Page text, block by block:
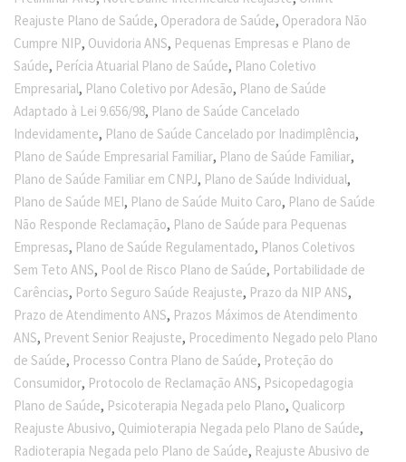
Reajuste Plano de Saúde, Operadora de Saúde, Operadora Não
Cumpre NIP, Ouvidoria ANS, Pequenas Empresas e Plano de
Saúde, Perícia Atuarial Plano de Saúde, Plano Coletivo
Empresarial, Plano Coletivo por Adesão, Plano de Saúde
Adaptado à Lei 9.656/98, Plano de Saúde Cancelado
Indevidamente, Plano de Saúde Cancelado por Inadimplência,
Plano de Saúde Empresarial Familiar, Plano de Saúde Familiar,
Plano de Saúde Familiar em CNPJ, Plano de Saúde Individual,
Plano de Saúde MEI, Plano de Saúde Muito Caro, Plano de Saúde
Não Responde Reclamação, Plano de Saúde para Pequenas
Empresas, Plano de Saúde Regulamentado, Planos Coletivos
Sem Teto ANS, Pool de Risco Plano de Saúde, Portabilidade de
Carências, Porto Seguro Saúde Reajuste, Prazo da NIP ANS,
Prazo de Atendimento ANS, Prazos Máximos de Atendimento
ANS, Prevent Senior Reajuste, Procedimento Negado pelo Plano
de Saúde, Processo Contra Plano de Saúde, Proteção do
Consumidor, Protocolo de Reclamação ANS, Psicopedagogia
Plano de Saúde, Psicoterapia Negada pelo Plano, Qualicorp
Reajuste Abusivo, Quimioterapia Negada pelo Plano de Saúde,
Radioterapia Negada pelo Plano de Saúde, Reajuste Abusivo de